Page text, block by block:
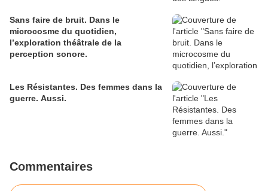
Sans faire de bruit. Dans le
microcosme du quotidien,
l’exploration théâtrale de la
perception sonore.
Les Résistantes. Des femmes dans la
guerre. Aussi.
Commentaires